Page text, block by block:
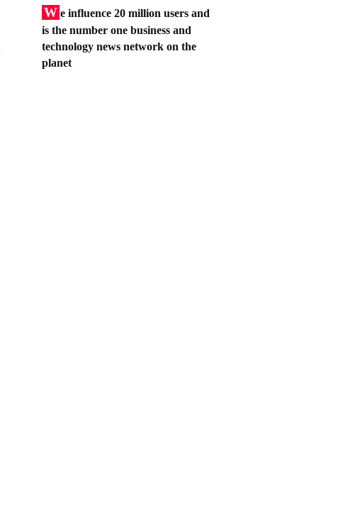
W e influence 20 million users and
is the number one business and
technology news network on the
planet